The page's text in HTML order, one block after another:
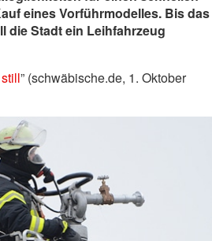
eines Vorführmodelles. Bis das
die Stadt ein Leihfahrzeug
” (schwäbische.de, 1. Oktober